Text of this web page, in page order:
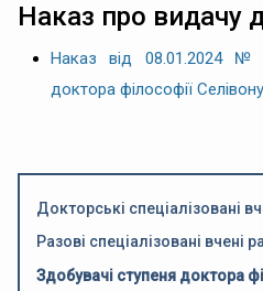
Наказ про видачу
Наказ від 08.01.2024
доктора філософії
Докторські спеціалізовані
Разові спеціалізовані вчені
Здобувачі ступеня доктора